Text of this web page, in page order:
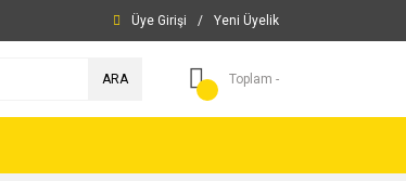
Üye Girişi / Yeni Üyelik
ARA Toplam -